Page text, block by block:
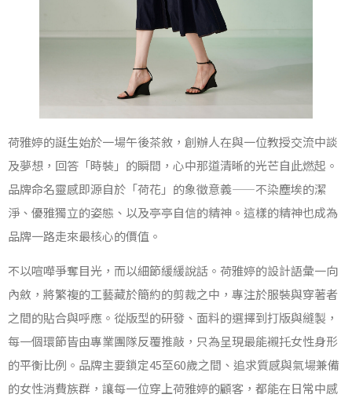
荷雅婷的誕生始於一場午後茶敘，創辦人在與一位教授交流中談
及夢想，回答「時裝」的瞬間，心中那道清晰的光芒自此燃起。
品牌命名靈感即源自於「荷花」的象徵意義——不染塵埃的潔
淨、優雅獨立的姿態、以及亭亭自信的精神。這樣的精神也成為
品牌一路走來最核心的價值。
不以喧嘩爭奪目光，而以細節緩緩說話。荷雅婷的設計語彙一向
內斂，將繁複的工藝藏於簡約的剪裁之中，專注於服裝與穿著者
之間的貼合與呼應。從版型的研發、面料的選擇到打版與縫製，
每一個環節皆由專業團隊反覆推敲，只為呈現最能襯托女性身形
的平衡比例。品牌主要鎖定45至60歲之間、追求質感與氣場兼備
的女性消費族群，讓每一位穿上荷雅婷的顧客，都能在日常中感